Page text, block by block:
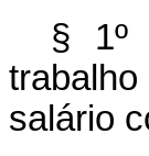
§ 1º
salário